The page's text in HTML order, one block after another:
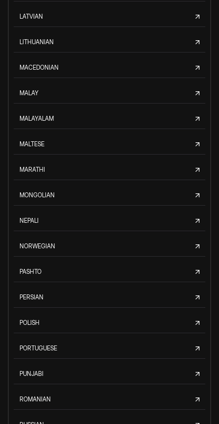
LATVIAN
LITHUANIAN
MACEDONIAN
MALAY
MALAYALAM
MALTESE
MARATHI
MONGOLIAN
NEPALI
NORWEGIAN
PASHTO
PERSIAN
POLISH
PORTUGUESE
PUNJABI
ROMANIAN